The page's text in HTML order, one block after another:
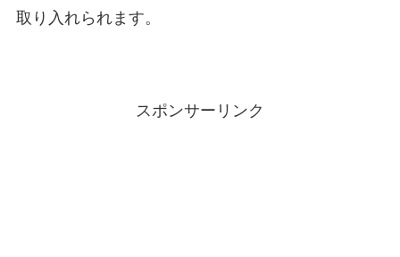
取り入れられます。
スポンサーリンク